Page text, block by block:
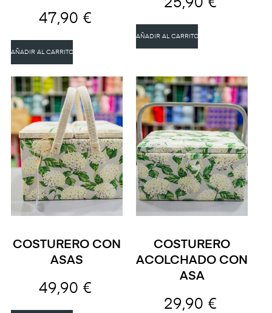
47,90 €
AÑADIR AL CARRITO
25,90 €
AÑADIR AL CARRITO
COSTURERO CON
ASAS
49,90 €
COSTURERO
ACOLCHADO CON
ASA
29,90 €